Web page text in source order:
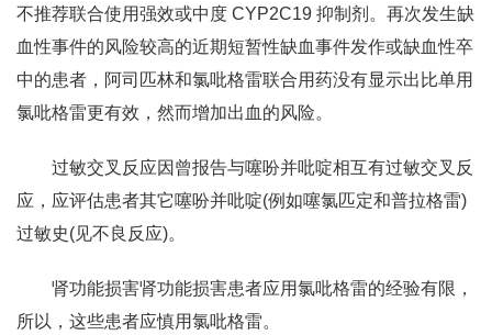
不推荐联合使用强效或中度 CYP2C19 抑制剂。再次发生缺
血性事件的风险较高的近期短暂性缺血事件发作或缺血性卒
中的患者，阿司匹林和氯吡格雷联合用药没有显示出比单用
氯吡格雷更有效，然而增加出血的风险。
过敏交叉反应因曾报告与噻吩并吡啶相互有过敏交叉反
应，应评估患者其它噻吩并吡啶(例如噻氯匹定和普拉格雷)
过敏史(见不良反应)。
肾功能损害肾功能损害患者应用氯吡格雷的经验有限，
所以，这些患者应慎用氯吡格雷。